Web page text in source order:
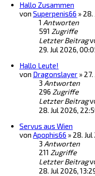
Hallo Zusammen
von Superpenis66 » 28.
1 Antworten
591 Zugriffe
Letzter Beitrag
29. Jul 2026,
Hallo Leute!
von Dragonslayer » 27.
3 Antworten
296 Zugriffe
Letzter Beitrag
28. Jul 2026,
Servus aus Wien
von Apophis66 » 28. Jul
3 Antworten
211 Zugriffe
Letzter Beitrag
28. Jul 2026,